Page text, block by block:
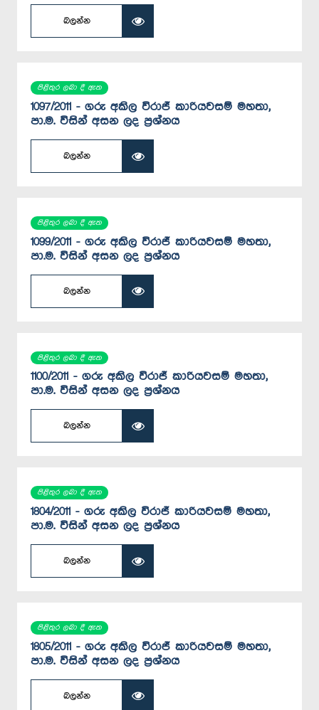
බලන්න
පිළිතුර ලබා දී ඇත
1097/2011 - ගරු අකිල විරාජ් කාරියවසම් මහතා,
පා.ම. විසින් අසන ලද ප්‍රශ්නය
බලන්න
පිළිතුර ලබා දී ඇත
1099/2011 - ගරු අකිල විරාජ් කාරියවසම් මහතා,
පා.ම. විසින් අසන ලද ප්‍රශ්නය
බලන්න
පිළිතුර ලබා දී ඇත
1100/2011 - ගරු අකිල විරාජ් කාරියවසම් මහතා,
පා.ම. විසින් අසන ලද ප්‍රශ්නය
බලන්න
පිළිතුර ලබා දී ඇත
1804/2011 - ගරු අකිල විරාජ් කාරියවසම් මහතා,
පා.ම. විසින් අසන ලද ප්‍රශ්නය
බලන්න
පිළිතුර ලබා දී ඇත
1805/2011 - ගරු අකිල විරාජ් කාරියවසම් මහතා,
පා.ම. විසින් අසන ලද ප්‍රශ්නය
බලන්න